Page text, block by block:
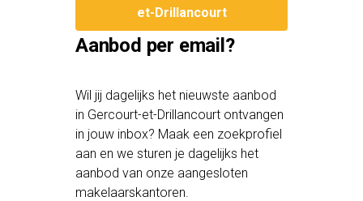
et-Drillancourt
Aanbod per email?
Wil jij dagelijks het nieuwste aanbod
in Gercourt-et-Drillancourt ontvangen
in jouw inbox? Maak een zoekprofiel
aan en we sturen je dagelijks het
aanbod van onze aangesloten
makelaarskantoren.